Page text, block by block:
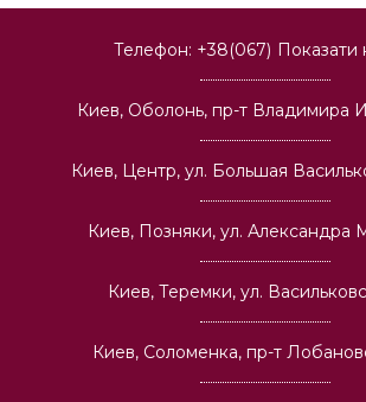
Телефон: +38(067) Показати
Киев, Оболонь, пр-т Владимира
Киев, Центр, ул. Большая
Киев, Позняки, ул. Александра
Киев, Теремки, ул.
Киев, Соломенка, пр-т